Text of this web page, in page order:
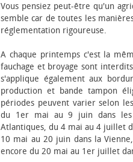
Vous pensiez peut-être qu'un
semble car de toutes les
réglementation rigoureuse.
A chaque printemps c'est la
fauchage et broyage sont
s'applique également aux
production et bande tampon
périodes peuvent varier selon
du 1er mai au 9 juin dans les
Atlantiques, du 4 mai au 4 juillet
10 mai au 20 juin dans la
encore du 20 mai au 1er juillet